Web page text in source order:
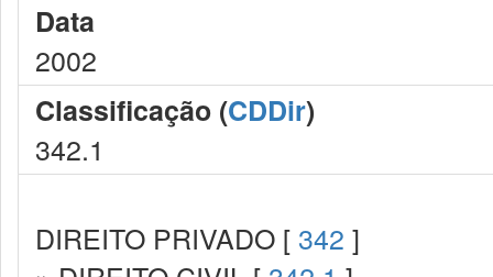
Data
2002
Classificação (CDDir)
342.1
DIREITO PRIVADO [ 342 ]